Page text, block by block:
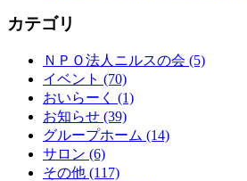
カテゴリ
ＮＰＯ法人ニルスの会 (5)
イベント (70)
おいらーく (1)
お知らせ (39)
グループホーム (14)
サロン (6)
その他 (117)